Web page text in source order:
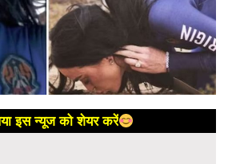
इस न्यूज को शेयर करें